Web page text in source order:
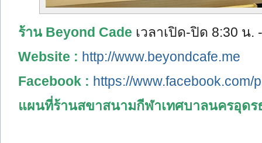
ร้าน Beyond Cade เวลาเปิด-ปิด 8:30 น.
Website : http://www.beyondcafe.me
Facebook : https://www.facebook.com/
แผนที่ร้านสขาสนามกีฬาเทศบาลนครอุดร